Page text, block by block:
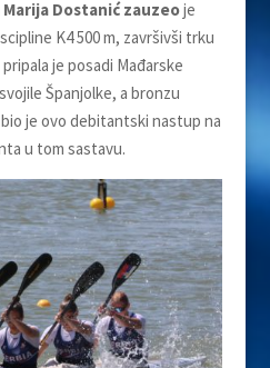
Dostanić zauzeoje
K4 500 m, završivši trku
je posadi Mađarske
Španjolke, a bronzu
je ovo debitantski nastup na
u tom sastavu.